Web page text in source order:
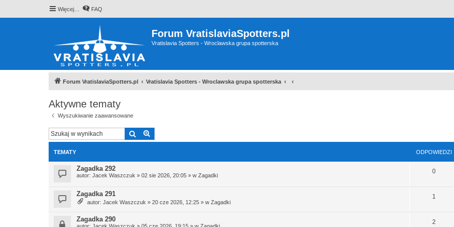
Więcej… FAQ
Forum VratislaviaSpotters.pl
Vratislavia Spotters - Wroclawska grupa spotterska
Forum VratislaviaSpotters.pl Vratislavia Spotters - Wroclawska grupa spotterska
Aktywne tematy
Wyszukiwanie zaawansowane
Szukaj
TEMATY ODPOWIEDZI
Zagadka 292
autor: Jacek Waszczuk » 02 sie 2026, 20:05 » w Zagadki
0
Zagadka 291
autor: Jacek Waszczuk » 20 cze 2026, 12:25 » w Zagadki
1
Zagadka 290
autor: Jacek Waszczuk » 05 cze 2026, 19:15 » w Zagadki
2